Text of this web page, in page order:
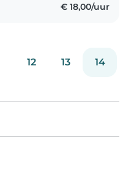
€ 18,00/uur
12 13 14